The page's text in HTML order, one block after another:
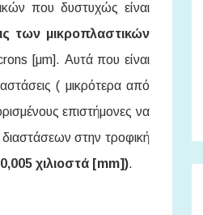
που δυστυχώς είναι
των μικροπλαστικών
[μm]. Αυτά που είναι
( μικρότερα από
επιστήμονες να
διαστάσεων στην τροφική
χιλιοστά [mm]).